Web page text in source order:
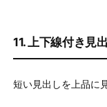
11. 上下線付き見
短い見出しを上品に